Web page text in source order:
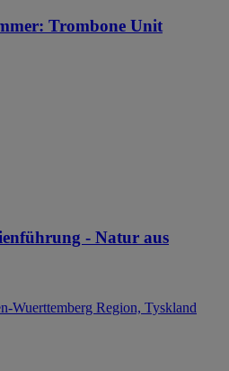
Trombone Unit
- Natur aus
Wuerttemberg Region, Tyskland